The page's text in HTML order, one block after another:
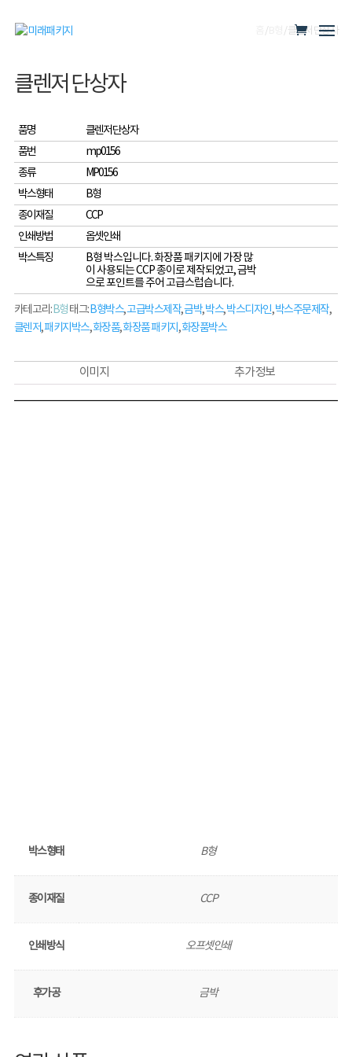
/ / 클렌저 단상자
클렌저 단상자
품명
클렌저 단상자
품번
mp0156
종류
MP0156
박스형태
B형
종이재질
CCP
인쇄방법
옵셋인쇄
박스특징
B형 박스입니다. 화장품 패키지에 가장 많
이 사용되는 CCP 종이로 제작되었고, 금박
으로 포인트를 주어 고급스럽습니다.
카테고리: B형태그: B형박스,고급박스제작,금박,박스,박스디자인,박스주문제작,
클렌저,패키지박스,화장품,화장품 패키지,화장품박스
이미지 추가 정보
박스형태 B형
종이재질 CCP
인쇄방식 오프셋인쇄
후가공 금박